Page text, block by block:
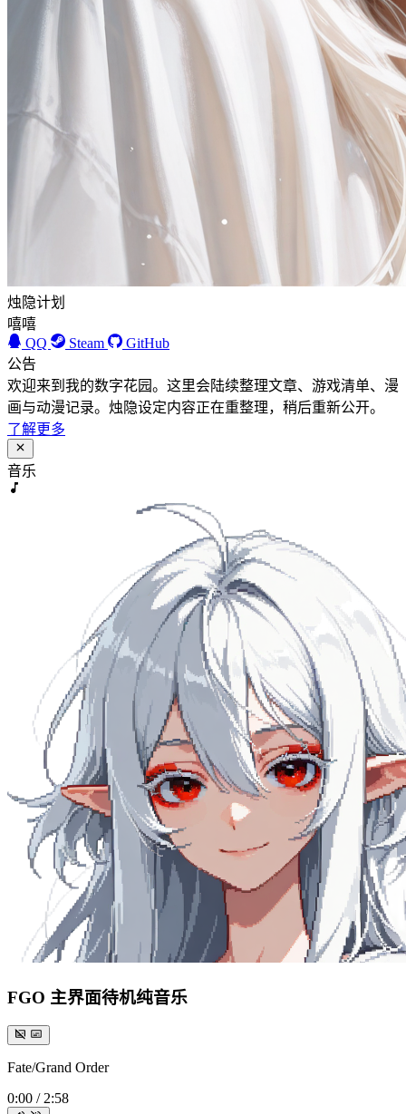
烛隐计划
嘻嘻
QQ
Steam
GitHub
公告
欢迎来到我的数字花园。这里会陆续整理文章、游戏清单、漫
画与动漫记录。烛隐设定内容正在重整理，稍后重新公开。
了解更多
音乐
FGO 主界面待机纯音乐
Fate/Grand Order
0:00 / 2:58